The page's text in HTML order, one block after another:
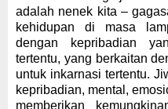
adalah nenek kita –
kehidupan di masa l
dengan kepribadian
tertentu, yang berkaitan
untuk inkarnasi tertentu.
kepribadian, mental,
memberikan